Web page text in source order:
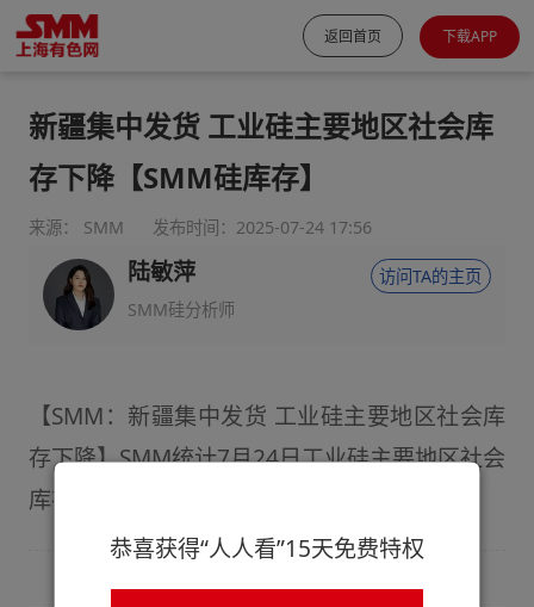
返回首页 下载APP
新疆集中发货 工业硅主要地区社会库
存下降【SMM硅库存】
来源： SMM 发布时间：2025-07-24 17:56
陆敏萍
SMM硅分析师
访问TA的主页
【SMM：新疆集中发货 工业硅主要地区社会库
存下降】SMM统计7月24日工业硅主要地区社会
库存共计53.5万吨，较上周环比减少1.2万吨。
恭喜获得“人人看”15天免费特权